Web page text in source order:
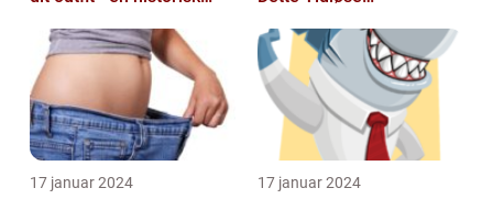
fash...
17 januar 2024 17 januar 2024